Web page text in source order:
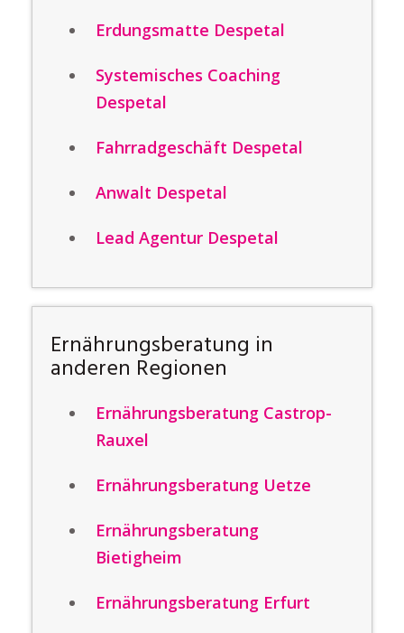
Erdungsmatte Despetal
Systemisches Coaching
Despetal
Fahrradgeschäft Despetal
Anwalt Despetal
Lead Agentur Despetal
Ernährungsberatung in
anderen Regionen
Ernährungsberatung Castrop-
Rauxel
Ernährungsberatung Uetze
Ernährungsberatung
Bietigheim
Ernährungsberatung Erfurt